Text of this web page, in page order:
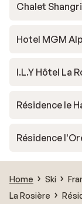
Chalet
Hotel MGM
I.L.Y Hôtel La
Résidence le
Résidence
Home Ski
La Rosière